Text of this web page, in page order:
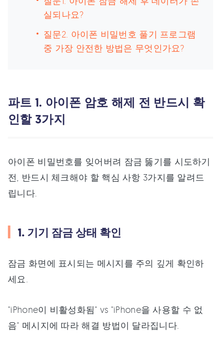
실되나요?
질문2. 아이폰 비밀번호 풀기 프로그램
중 가장 안전한 방법은 무엇인가요?
파트 1. 아이폰 암호 해제 전 반드시 확
인할 3가지
아이폰 비밀번호를 잊어버려 잠금 뚫기를 시도하기
전, 반드시 체크해야 할 핵심 사항 3가지를 알려드
립니다.
1. 기기 잠금 상태 확인
잠금 화면에 표시되는 메시지를 주의 깊게 확인하
세요.
"iPhone이 비활성화됨" vs "iPhone을 사용할 수 없
음" 메시지에 따라 해결 방법이 달라집니다.